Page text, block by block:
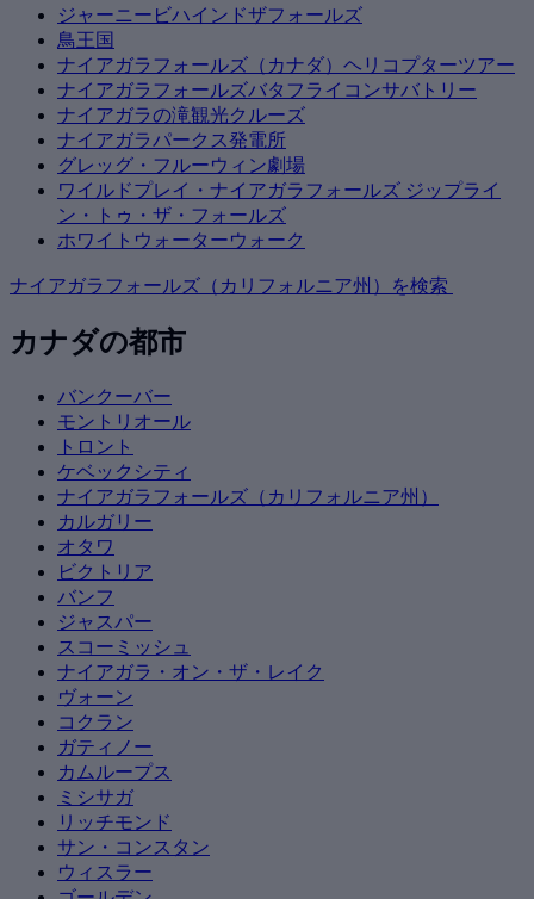
ジャーニービハインドザフォールズ
鳥王国
ナイアガラフォールズ（カナダ）ヘリコプターツアー
ナイアガラフォールズバタフライコンサバトリー
ナイアガラの滝観光クルーズ
ナイアガラパークス発電所
グレッグ・フルーウィン劇場
ワイルドプレイ・ナイアガラフォールズ ジップライ
ン・トゥ・ザ・フォールズ
ホワイトウォーターウォーク
ナイアガラフォールズ（カリフォルニア州）を検索
カナダの都市
バンクーバー
モントリオール
トロント
ケベックシティ
ナイアガラフォールズ（カリフォルニア州）
カルガリー
オタワ
ビクトリア
バンフ
ジャスパー
スコーミッシュ
ナイアガラ・オン・ザ・レイク
ヴォーン
コクラン
ガティノー
カムループス
ミシサガ
リッチモンド
サン・コンスタン
ウィスラー